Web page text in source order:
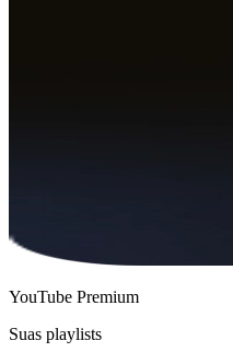
YouTube Premium
Suas playlists